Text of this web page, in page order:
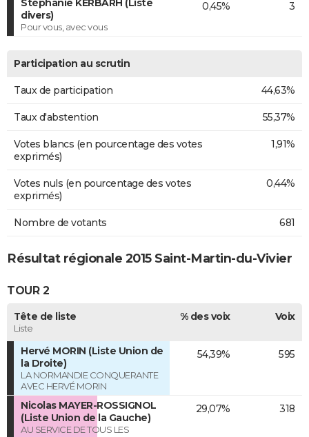
Stéphanie KERBARH (Liste
divers)
Pour vous, avec vous
0,45% 3
Participation au scrutin
Taux de participation 44,63%
Taux d'abstention 55,37%
Votes blancs (en pourcentage des votes
exprimés)
1,91%
Votes nuls (en pourcentage des votes
exprimés)
0,44%
Nombre de votants 681
Résultat régionale 2015 Saint-Martin-du-Vivier
TOUR 2
Tête de liste
Liste
% des voix Voix
Hervé MORIN (Liste Union de
la Droite)
LA NORMANDIE CONQUERANTE
AVEC HERVÉ MORIN
54,39% 595
Nicolas MAYER-ROSSIGNOL
(Liste Union de la Gauche)
AU SERVICE DE TOUS LES
29,07% 318